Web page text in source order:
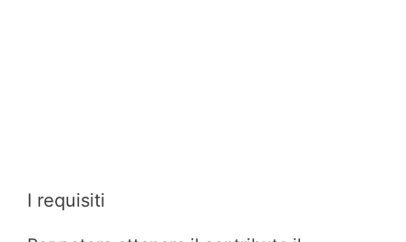
I requisiti